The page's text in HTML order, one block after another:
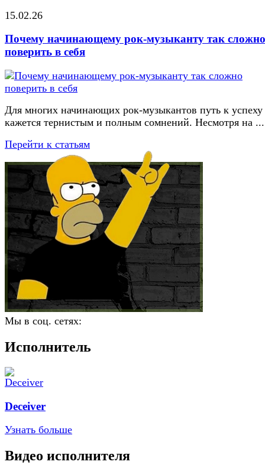
15.02.26
Почему начинающему рок-музыканту так сложно
поверить в себя
Для многих начинающих рок-музыкантов путь к успеху
кажется тернистым и полным сомнений. Несмотря на ...
Перейти к статьям
Мы в соц. сетях:
Исполнитель
Deceiver
Узнать больше
Видео исполнителя